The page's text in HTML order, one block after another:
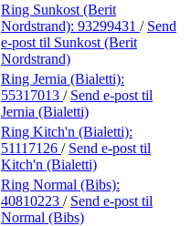
Ring Sunkost (Berit
Nordstrand): 93299431 / Send
e-post til Sunkost (Berit
Nordstrand)
Ring Jernia (Bialetti):
55317013 / Send e-post til
Jernia (Bialetti)
Ring Kitch'n (Bialetti):
51117126 / Send e-post til
Kitch'n (Bialetti)
Ring Normal (Bibs):
40810223 / Send e-post til
Normal (Bibs)